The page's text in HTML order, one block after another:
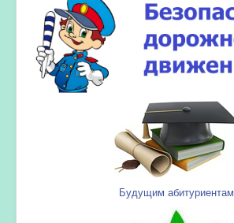
Будущим абитуриентам